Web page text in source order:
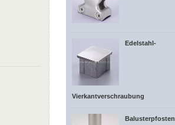
Edelstahl-
Vierkantverschraubung
Balusterpfosten